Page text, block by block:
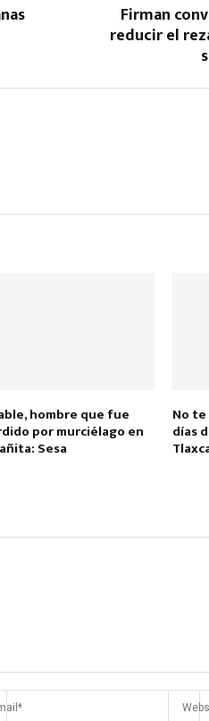
Firman
reducir el
hombre que fue
por murciélago en
Sesa
No
días